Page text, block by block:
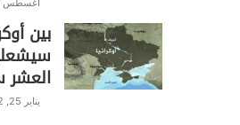
أغسطس 5, 2020
بين
العشر
يناير 25, 2022